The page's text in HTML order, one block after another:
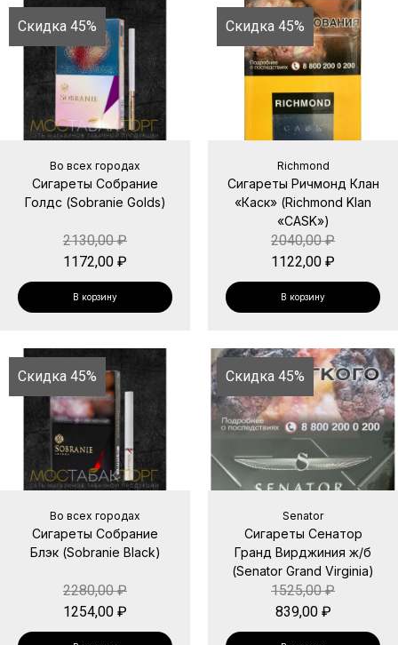
Скидка 45%
Во всех городах
Сигареты Собрание
Голдс (Sobranie Golds)
2130,00₽
1172,00 ₽
В корзину
Скидка 45%
Richmond
Сигареты Ричмонд Клан
«Каск» (Richmond Klan
«CASK»)
2040,00₽
1122,00 ₽
В корзину
Скидка 45%
Во всех городах
Сигареты Собрание
Блэк (Sobranie Black)
2280,00₽
1254,00 ₽
Скидка 45%
Senator
Сигареты Сенатор
Гранд Вирджиния ж/б
(Senator Grand Virginia)
1525,00₽
839,00 ₽